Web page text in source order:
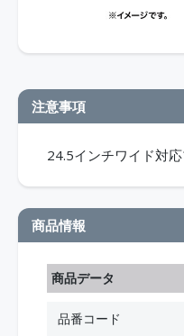
注意事項
24.5インチワイド対
商品情報
商品データ
品番コード